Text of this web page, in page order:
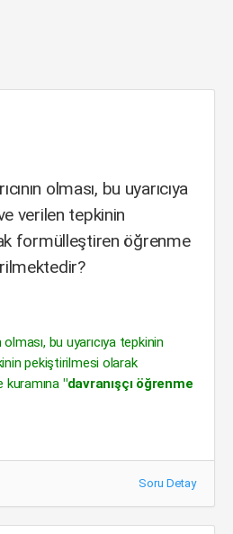
olması, bu uyarıcıya
verilen tepkinin
formülleştiren öğrenme
olması, bu uyarıcıya tepkinin
pekiştirilmesi olarak
"davranışçı öğrenme
Soru Detay